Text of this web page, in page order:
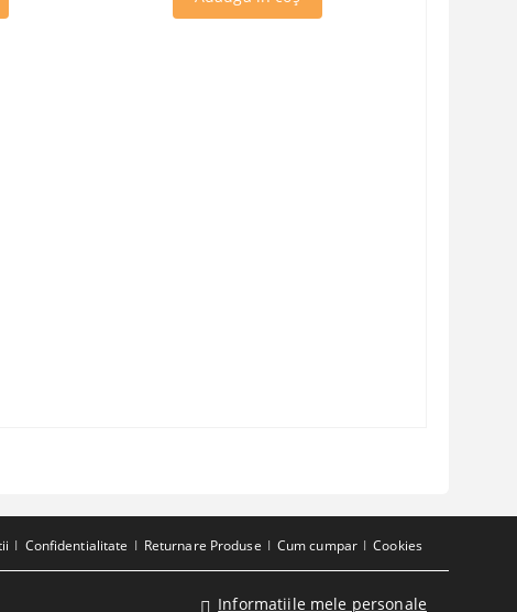
Confidentialitate Returnare Produse Cum cumpar Cookies
Informatiile mele personale